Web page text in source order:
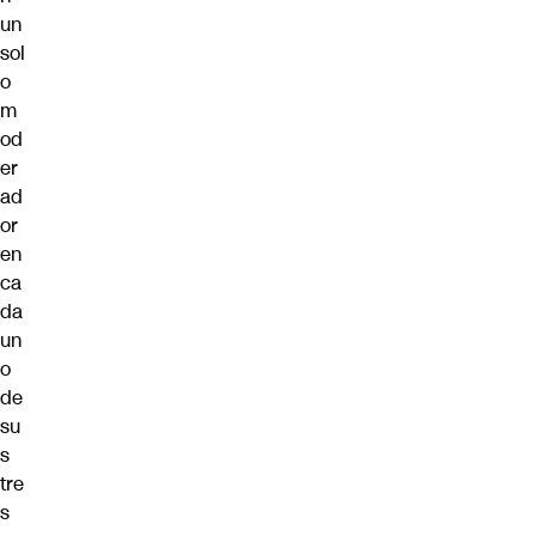
un
sol
o
m
od
er
ad
or
en
ca
da
un
o
de
su
s
tre
s